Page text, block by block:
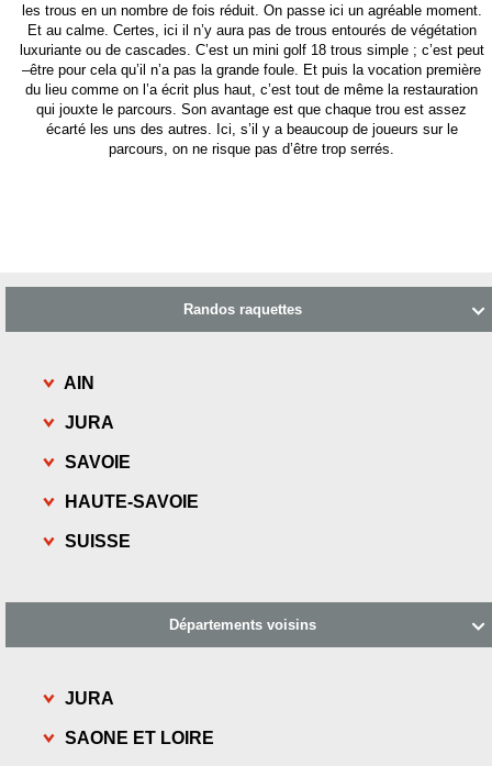
les trous en un nombre de fois réduit. On passe ici un agréable moment.
Et au calme. Certes, ici il n’y aura pas de trous entourés de végétation
luxuriante ou de cascades. C’est un mini golf 18 trous simple ; c’est peut
–être pour cela qu’il n’a pas la grande foule. Et puis la vocation première
du lieu comme on l’a écrit plus haut, c’est tout de même la restauration
qui jouxte le parcours. Son avantage est que chaque trou est assez
écarté les uns des autres. Ici, s’il y a beaucoup de joueurs sur le
parcours, on ne risque pas d’être trop serrés.

Randos raquettes
AIN
JURA
SAVOIE
HAUTE-SAVOIE
SUISSE

Départements voisins
JURA
SAONE ET LOIRE